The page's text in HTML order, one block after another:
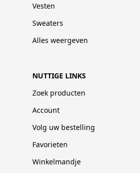
Vesten
Sweaters
Alles weergeven
NUTTIGE LINKS
Zoek producten
Account
Volg uw bestelling
Favorieten
Winkelmandje